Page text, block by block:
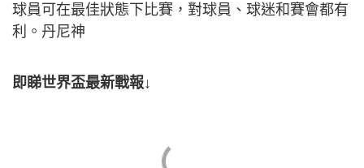
球員可在最佳狀態下比賽，對球員、球迷和賽會都有
利。丹尼神
即睇世界盃最新戰報↓